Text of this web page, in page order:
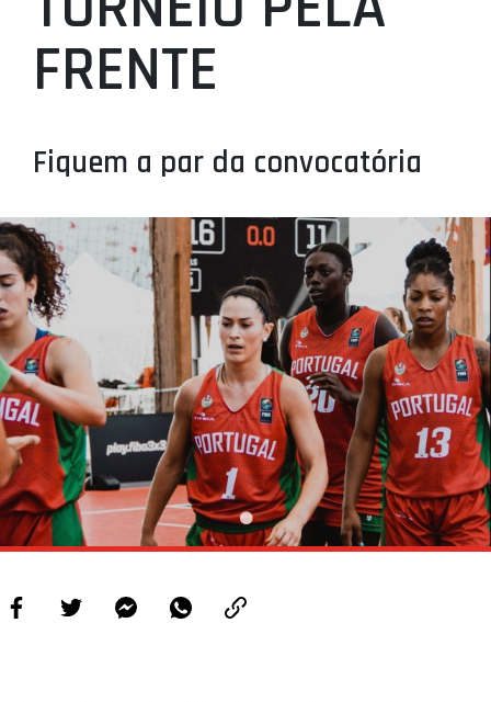
PROJETOS
LIGA BETCLIC MASCULINA
FRENTE
Fiquem a par da convocatória